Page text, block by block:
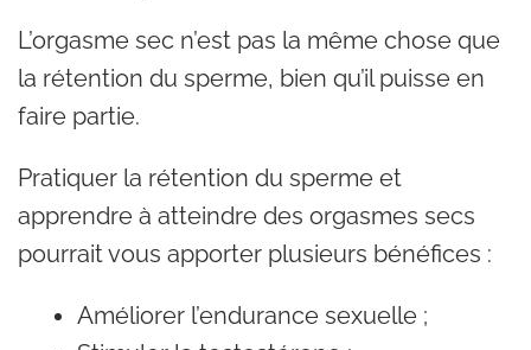
L’orgasme sec n’est pas la même chose que
la rétention du sperme, bien qu’il puisse en
faire partie.
Pratiquer la rétention du sperme et
apprendre à atteindre des orgasmes secs
pourrait vous apporter plusieurs bénéfices :
Améliorer l’endurance sexuelle ;